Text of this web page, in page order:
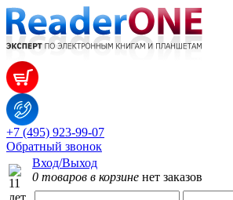
+7 (495) 923-99-07
Обратный звонок
Вход/Выход
0 товаров в корзине нет заказов